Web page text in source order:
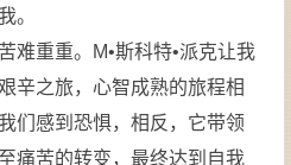
。
难重重。M•斯科特•派克让我
辛之旅，心智成熟的旅程相
们感到恐惧，相反，它带领
痛苦的转变，最终达到自我